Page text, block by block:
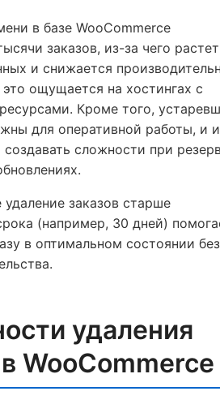
в базе WooCommerce
заказов, из-за чего растет
и снижается
ощущается на хостингах с
Кроме того,
для оперативной работы, и
сложности при
заказов старше
(например, 30 дней)
в оптимальном состоянии без
удаления
WooCommerce